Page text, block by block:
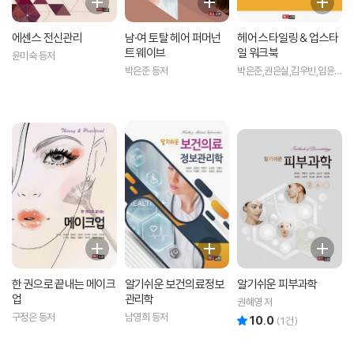
에센스 전신관리
윤미숙 등저
남·여 토탈 헤어 퍼머넌
트 웨이브
박은준 등저
헤어 스타일링 & 업스타
일 워크북
박은준,권은실,김우빈,임윤
한 권으로 끝내는 메이크
업
구정은 등저
알기쉬운 보건의료정보
관리학
남영희 등저
알기쉬운 피부과학
권혜영 저
10.0 (1건)